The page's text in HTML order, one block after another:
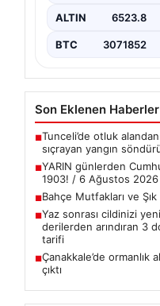
ALTIN 6523.8
BTC 3071852
Son Eklenen Haberler
■Tunceli’de otluk
sıçrayan yangın
■YARIN günlerden
1903! / 6 Ağustos 2026
■Bahçe Mutfakları ve
■Yaz sonrası cildinizi
derilerden arındıran 3
tarifi
■Çanakkale’de ormanlık
çıktı